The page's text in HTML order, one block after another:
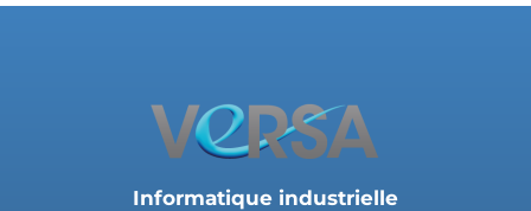
Informatique industrielle